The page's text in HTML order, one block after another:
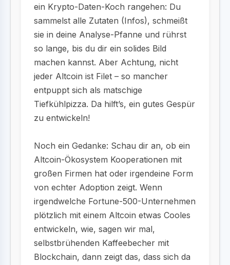
ein Krypto-Daten-Koch rangehen: Du
sammelst alle Zutaten (Infos), schmeißt
sie in deine Analyse-Pfanne und rührst
so lange, bis du dir ein solides Bild
machen kannst. Aber Achtung, nicht
jeder Altcoin ist Filet – so mancher
entpuppt sich als matschige
Tiefkühlpizza. Da hilft’s, ein gutes Gespür
zu entwickeln!
Noch ein Gedanke: Schau dir an, ob ein
Altcoin-Ökosystem Kooperationen mit
großen Firmen hat oder irgendeine Form
von echter Adoption zeigt. Wenn
irgendwelche Fortune-500-Unternehmen
plötzlich mit einem Altcoin etwas Cooles
entwickeln, wie, sagen wir mal,
selbstbrühenden Kaffeebecher mit
Blockchain, dann zeigt das, dass sich da